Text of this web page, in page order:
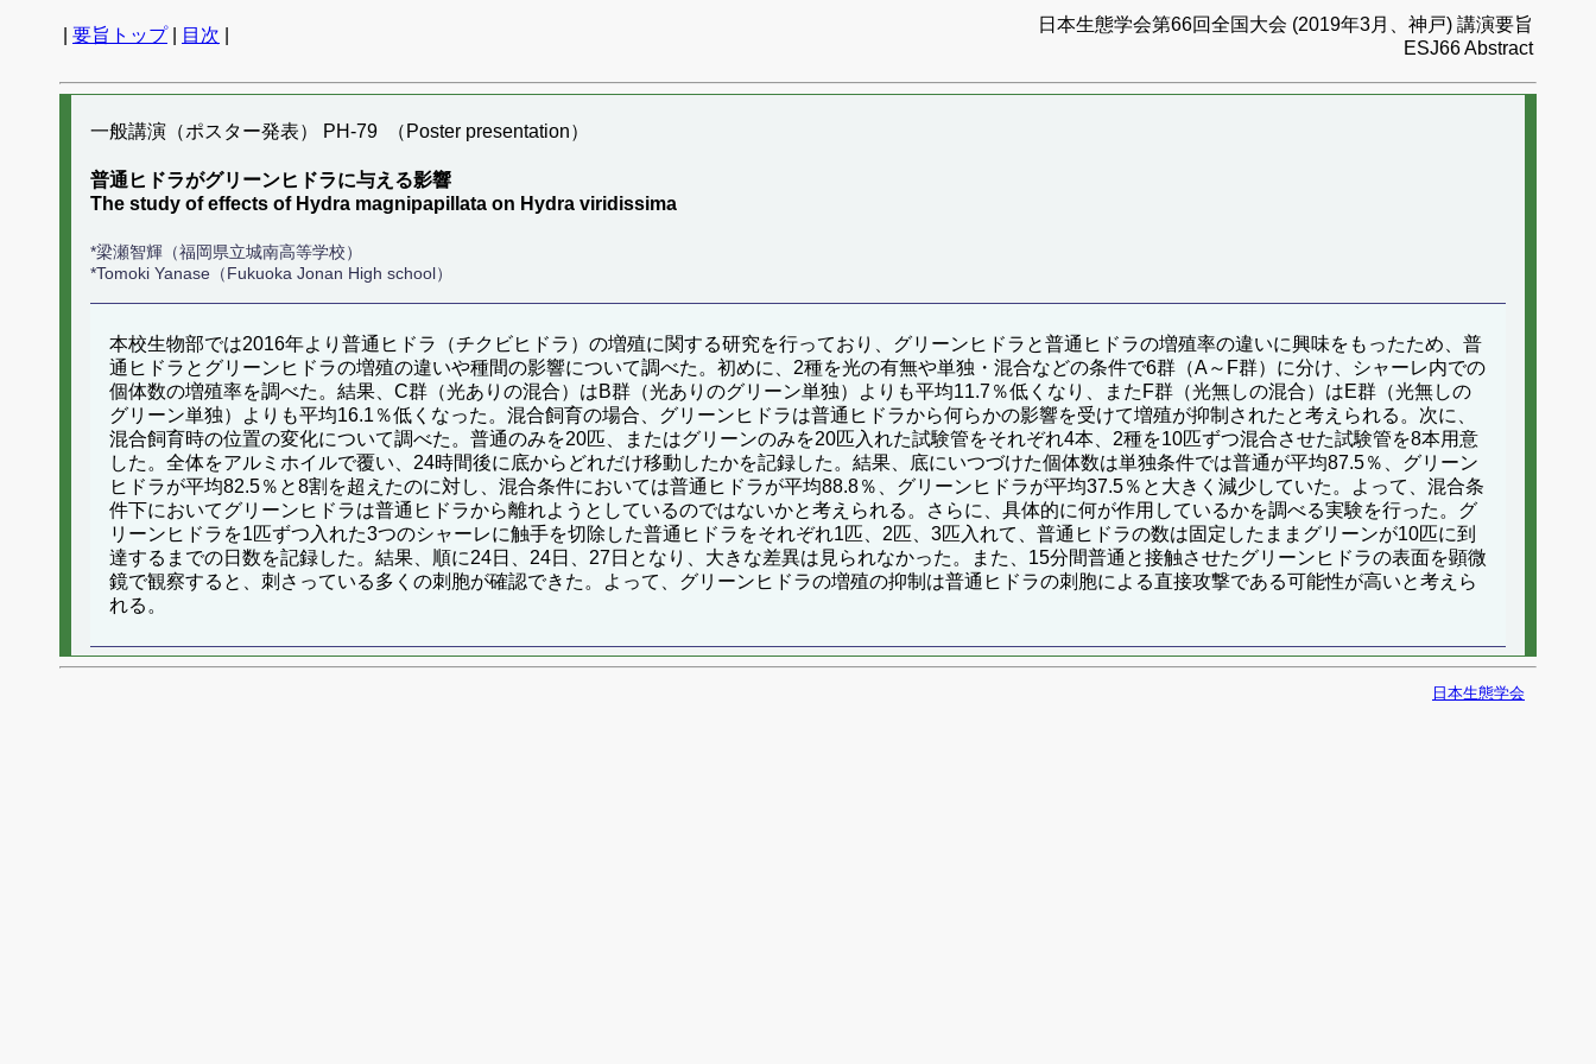
要旨トップ| 目次
日本生態学会第66回全国大会 (2019年3月、神戸) 講演要旨
ESJ66 Abstract
一般講演（ポスター発表） PH-79 （Poster presentation）
普通ヒドラがグリーンヒドラに与える影響
The study of effects of Hydra magnipapillata on Hydra viridissima
*梁瀬智輝（福岡県立城南高等学校）
*Tomoki Yanase（Fukuoka Jonan High school）
本校生物部では2016年より普通ヒドラ（チクビヒドラ）の増殖に関する研究を行っており、グリーンヒドラと普通ヒドラの増殖率の違いに興味をもったため、普
通ヒドラとグリーンヒドラの増殖の違いや種間の影響について調べた。初めに、2種を光の有無や単独・混合などの条件で6群（A～F群）に分け、シャーレ内での
個体数の増殖率を調べた。結果、C群（光ありの混合）はB群（光ありのグリーン単独）よりも平均11.7％低くなり、またF群（光無しの混合）はE群（光無しの
グリーン単独）よりも平均16.1％低くなった。混合飼育の場合、グリーンヒドラは普通ヒドラから何らかの影響を受けて増殖が抑制されたと考えられる。次に、
混合飼育時の位置の変化について調べた。普通のみを20匹、またはグリーンのみを20匹入れた試験管をそれぞれ4本、2種を10匹ずつ混合させた試験管を8本用意
した。全体をアルミホイルで覆い、24時間後に底からどれだけ移動したかを記録した。結果、底にいつづけた個体数は単独条件では普通が平均87.5％、グリーン
ヒドラが平均82.5％と8割を超えたのに対し、混合条件においては普通ヒドラが平均88.8％、グリーンヒドラが平均37.5％と大きく減少していた。よって、混合条
件下においてグリーンヒドラは普通ヒドラから離れようとしているのではないかと考えられる。さらに、具体的に何が作用しているかを調べる実験を行った。グ
リーンヒドラを1匹ずつ入れた3つのシャーレに触手を切除した普通ヒドラをそれぞれ1匹、2匹、3匹入れて、普通ヒドラの数は固定したままグリーンが10匹に到
達するまでの日数を記録した。結果、順に24日、24日、27日となり、大きな差異は見られなかった。また、15分間普通と接触させたグリーンヒドラの表面を顕微
鏡で観察すると、刺さっている多くの刺胞が確認できた。よって、グリーンヒドラの増殖の抑制は普通ヒドラの刺胞による直接攻撃である可能性が高いと考えら
れる。
日本生態学会